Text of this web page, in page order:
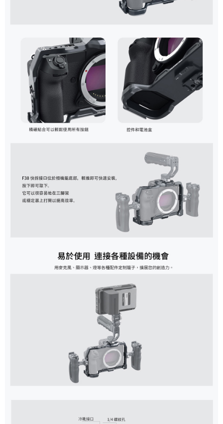
「AFTEE先享後付」，若未經同意申辦者引起之損失，本公司不負相關責
請求用戶進行身份認證。
５．嚴禁一人註冊多個帳號或使用他人資訊註冊。若發現惡意使用之情形，
恩沛科技股份有限公司將有權停止該用戶之使用額度並採取法律行動。